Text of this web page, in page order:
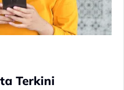
Terkini